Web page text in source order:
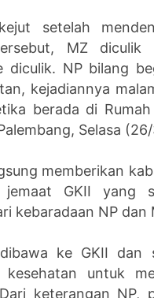
setelah
MZ diculik
diculik. NP bilang
kejadiannya
berada di
Selasa
memberikan
GKII yang
kebaradaan NP dan
ke GKII dan
untuk
keterangan NP,